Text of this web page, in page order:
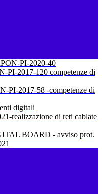
PI-2020-40
PI-2017-120 competenze di
PI-2017-58 -competenze di
digitali
realizzazione di reti cablate
BOARD - avviso prot.